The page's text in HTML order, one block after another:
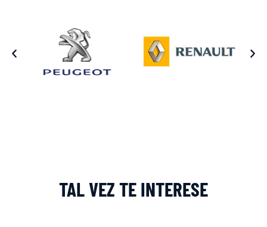
TAL VEZ TE INTERESE